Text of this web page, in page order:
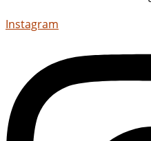
Instagram